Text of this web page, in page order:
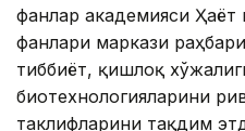
фанлар академияси Ҳаёт
фанлари маркази
тиббиёт, қишлоқ
биотехнологияларини
таклифларини тақдим